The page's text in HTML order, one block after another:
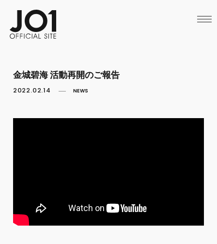
SCHEDULE
ARCHIVES
CALL
JO1 MAIL
FC NEWS
金城碧海 活動再開のご報告
2022.02.14 NEWS